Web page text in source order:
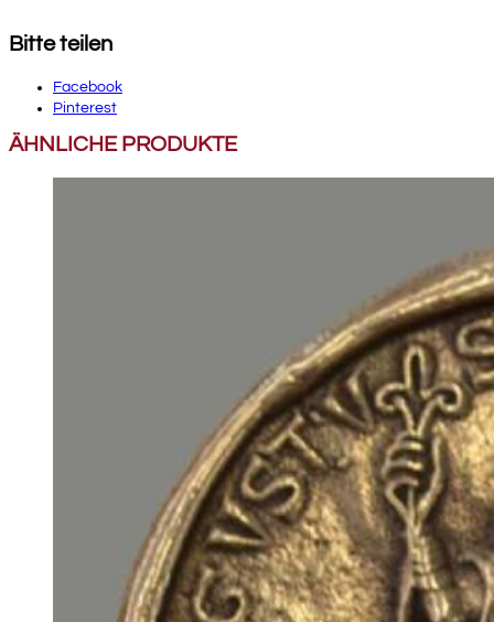
Bitte teilen
Facebook
Pinterest
ÄHNLICHE PRODUKTE